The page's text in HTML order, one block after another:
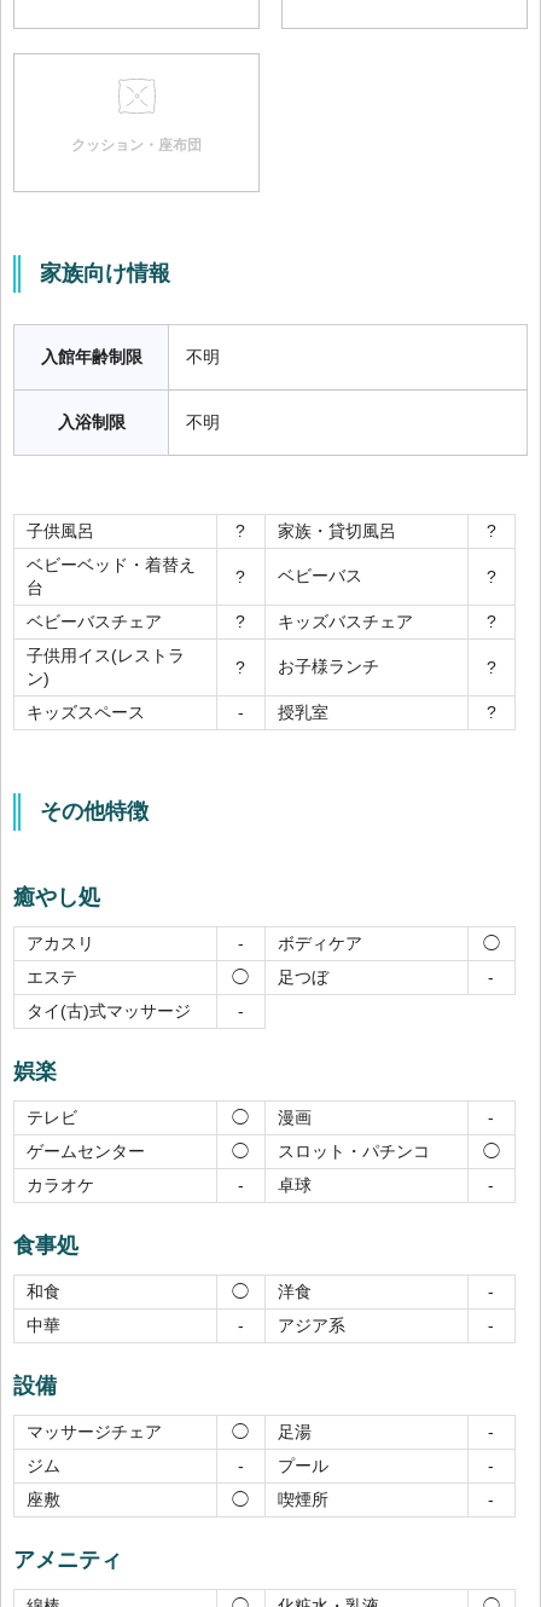
クッション・座布団
家族向け情報
入館年齢制限 不明
入浴制限 不明
子供風呂 ? 家族・貸切風呂
?
ベビーベッド・着替え
台
? ベビーバス ?
ベビーバスチェア ? キッズバスチェア
?
子供用イス(レストラ
ン)
? お子様ランチ ?
キッズスペース - 授乳室 ?
その他特徴
癒やし処
アカスリ - ボディケア
◯
エステ
◯ 足つぼ
-
タイ(古)式マッサージ
-
娯楽
テレビ ◯ 漫画
-
ゲームセンター
◯ スロット・パチンコ
◯
カラオケ
- 卓球 -
食事処
和食 ◯ 洋食
-
中華
- アジア系 -
設備
マッサージチェア ◯ 足湯
-
ジム
- プール
-
座敷
◯ 喫煙所 -
アメニティ